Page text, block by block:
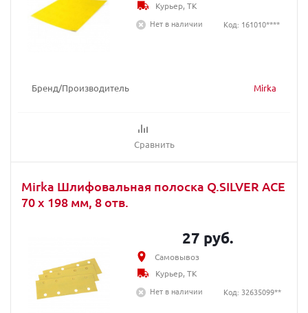
Бренд/Производитель Mirka
Сравнить
Курьер, ТК
Нет в наличии
Код: 161010****
Mirka Шлифовальная полоска Q.SILVER ACE
70 x 198 мм, 8 отв.
27 руб.
Самовывоз
Курьер, ТК
Нет в наличии
Код: 32635099**